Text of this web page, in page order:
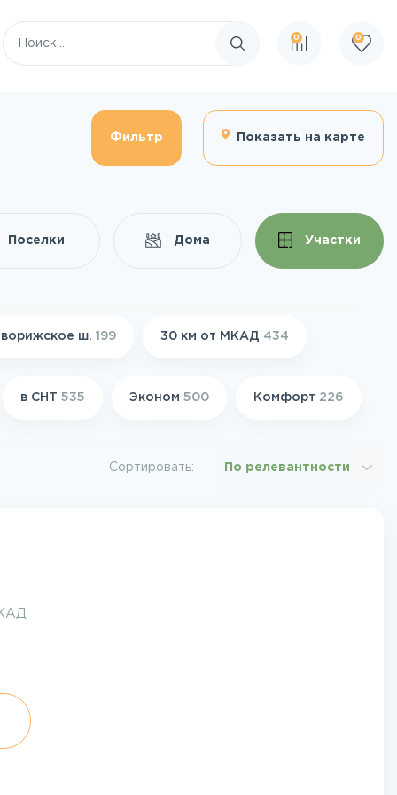
Поиск по сайту
0 0
Фильтр Показать на карте
Поселки Дома Участки
ш. 199 30 км от МКАД 434
в СНТ 535 Эконом 500 Комфорт 226
Сортировать: По релевантности